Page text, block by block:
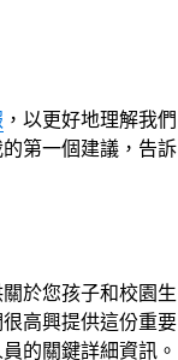
，以更好地理解我們
第一個建議，告訴
於您孩子和校園生
高興提供這份重要
的關鍵詳細資訊。